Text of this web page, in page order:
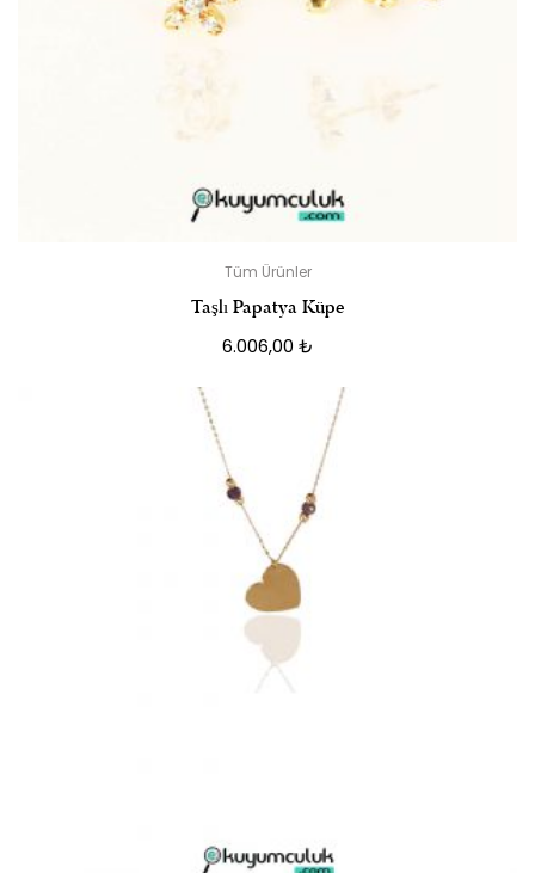
Tüm Ürünler
Taşlı Papatya Küpe
6.006,00 ₺